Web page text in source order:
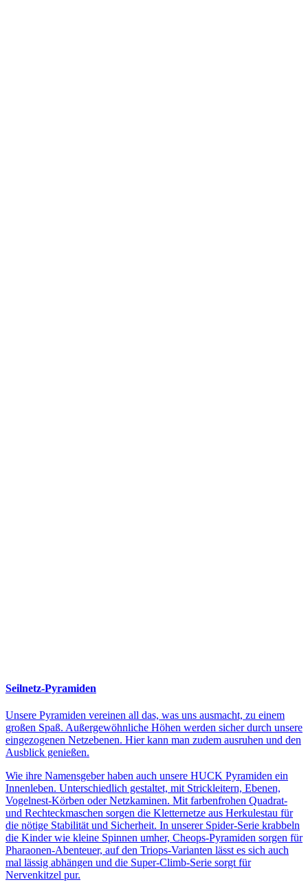
Seilnetz-Pyramiden
Unsere Pyramiden vereinen all das, was uns ausmacht, zu einem
großen Spaß. Außergewöhnliche Höhen werden sicher durch unsere
eingezogenen Netzebenen. Hier kann man zudem ausruhen und den
Ausblick genießen.
Wie ihre Namensgeber haben auch unsere HUCK Pyramiden ein
Innenleben. Unterschiedlich gestaltet, mit Strickleitern, Ebenen,
Vogelnest-Körben oder Netzkaminen. Mit farbenfrohen Quadrat-
und Rechteckmaschen sorgen die Kletternetze aus Herkulestau für
die nötige Stabilität und Sicherheit. In unserer Spider-Serie krabbeln
die Kinder wie kleine Spinnen umher, Cheops-Pyramiden sorgen für
Pharaonen-Abenteuer, auf den Triops-Varianten lässt es sich auch
mal lässig abhängen und die Super-Climb-Serie sorgt für
Nervenkitzel pur.